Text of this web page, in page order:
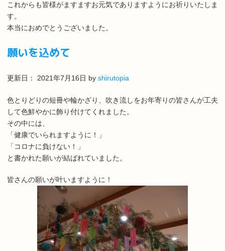
これからも皆様がますますお元気でありますようにお祈りいたしま
す。
本当におめでとうございました。
願いを込めて
更新日： 2021年7月16日 by shirutopia
色とりどりの短冊や輪かざり、吹き流しをお年寄りの皆さんが工夫
して色鮮やかに飾り付けてくれました。
その中には、
「健康でいられますように！」
「コロナに負けない！」
と書かれた願いが結ばれていました。
皆さんの願いが叶いますように！